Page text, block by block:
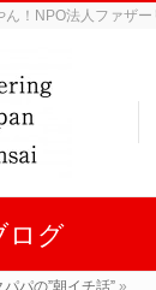
！NPO法人ファザ
ログ
パの”朝イチ話” »